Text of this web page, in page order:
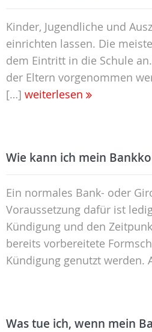
Kinder, Jugendliche und
einrichten lassen. Die
dem Eintritt in die Schule
der Eltern vorgenommen
[…] weiterlesen
Wie kann ich mein
Ein normales Bank- oder
Voraussetzung dafür ist
Kündigung und den
bereits vorbereitete
Kündigung genutzt
Was tue ich, wenn mein